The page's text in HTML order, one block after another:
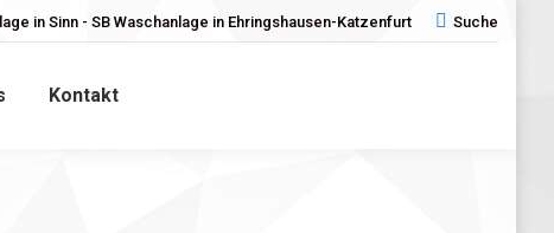
in Sinn - SB Waschanlage in Ehringshausen-Katzenfurt Search:
Suche
Kontakt